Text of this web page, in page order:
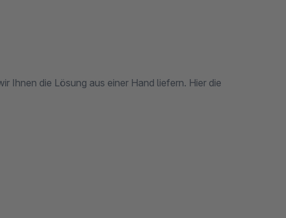
Ihnen die Lösung aus einer Hand liefern. Hier die